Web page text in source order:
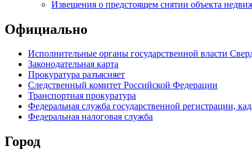
Извещения о предстоящем снятии объекта
Официально
Исполнительные органы государственной власти
Законодательная карта
Прокуратура разъясняет
Следственный комитет Российской Федерации
Транспортная прокуратура
Федеральная служба государственной регистрации,
Федеральная налоговая служба
Город